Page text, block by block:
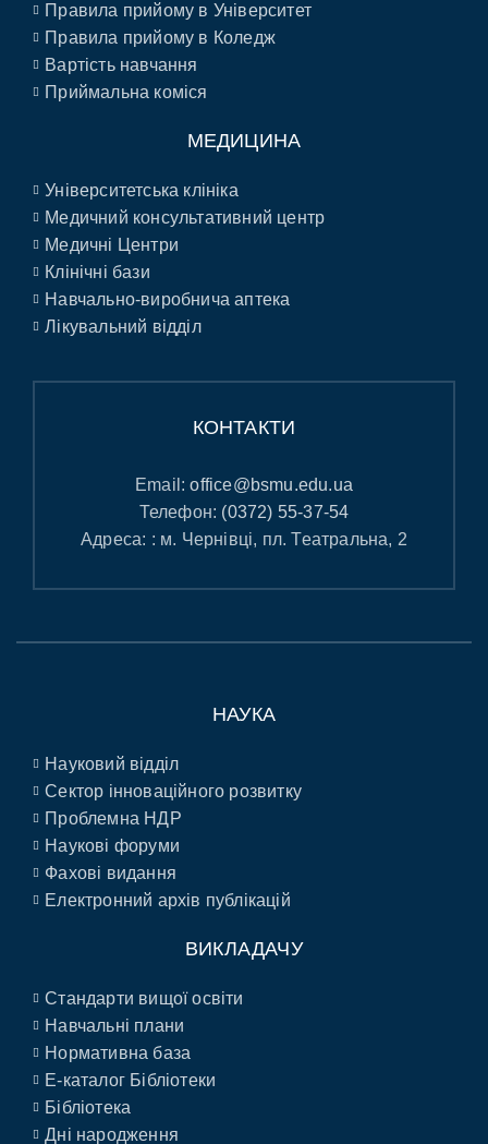
Правила прийому в Університет
Правила прийому в Коледж
Вартість навчання
Приймальна коміся
МЕДИЦИНА
Університетська клініка
Медичний консультативний центр
Медичні Центри
Клінічні бази
Навчально-виробнича аптека
Лікувальний відділ
КОНТАКТИ
Email:office@bsmu.edu.ua
Телефон: (0372) 55-37-54
Адреса: : м. Чернівці, пл. Театральна, 2
НАУКА
Науковий відділ
Сектор інноваційного розвитку
Проблемна НДР
Наукові форуми
Фахові видання
Електронний архів публікацій
ВИКЛАДАЧУ
Стандарти вищої освіти
Навчальні плани
Нормативна база
E-каталог Бібліотеки
Бібліотека
Дні народження